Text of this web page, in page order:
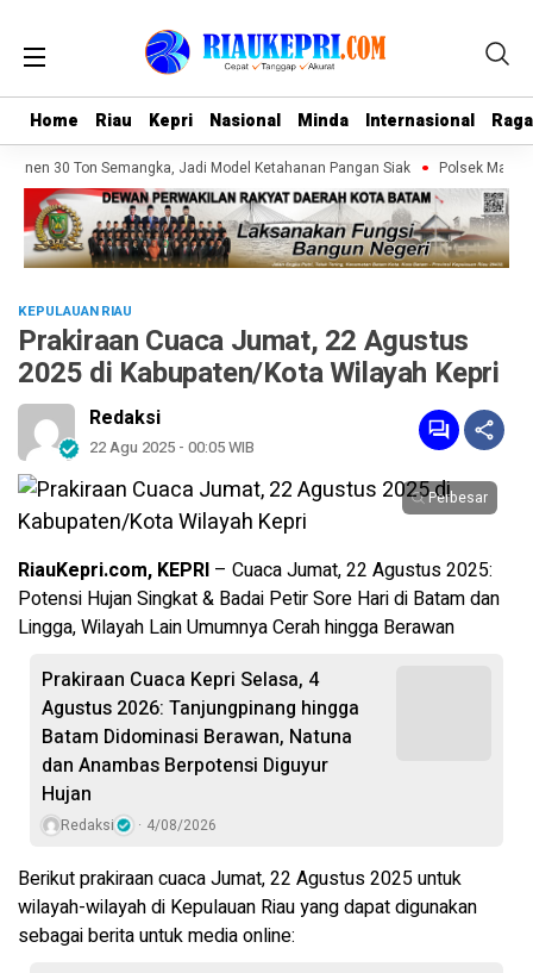
Home Riau Kepri Nasional Minda Internasional
Home Riau Kepri Nasional Minda Internasional
30 Ton Semangka, Jadi Model Ketahanan Pangan Siak Polsek
KEPULAUAN RIAU
Prakiraan Cuaca Jumat, 22 Agustus
2025 di Kabupaten/Kota Wilayah Kepri
Redaksi
22 Agu 2025 - 00:05 WIB
Perbesar
RiauKepri.com, KEPRI – Cuaca Jumat, 22 Agustus 2025:
Potensi Hujan Singkat & Badai Petir Sore Hari di Batam dan
Lingga, Wilayah Lain Umumnya Cerah hingga Berawan
Prakiraan Cuaca Kepri Selasa, 4
Agustus 2026: Tanjungpinang hingga
Batam Didominasi Berawan, Natuna
dan Anambas Berpotensi Diguyur
Hujan
Redaksi 4/08/2026
Berikut prakiraan cuaca Jumat, 22 Agustus 2025 untuk
wilayah-wilayah di Kepulauan Riau yang dapat digunakan
sebagai berita untuk media online: